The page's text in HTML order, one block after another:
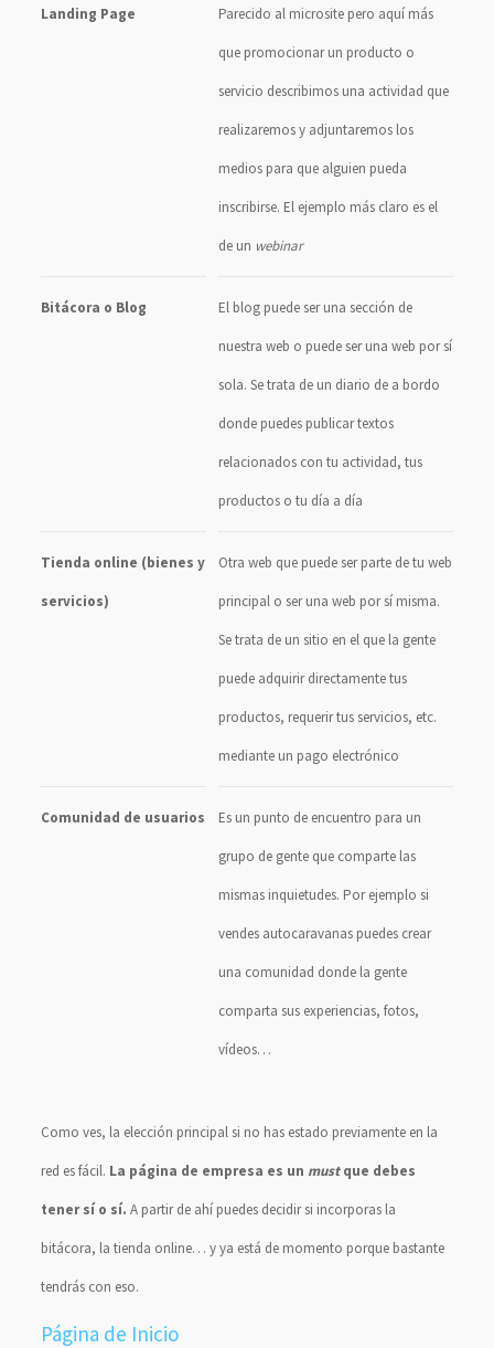
Landing Page Parecido al microsite pero aquí más
que promocionar un producto o
servicio describimos una actividad que
realizaremos y adjuntaremos los
medios para que alguien pueda
inscribirse. El ejemplo más claro es el
de un webinar
Bitácora o Blog El blog puede ser una sección de
nuestra web o puede ser una web por sí
sola. Se trata de un diario de a bordo
donde puedes publicar textos
relacionados con tu actividad, tus
productos o tu día a día
Tienda online (bienes y
servicios)
Otra web que puede ser parte de tu web
principal o ser una web por sí misma.
Se trata de un sitio en el que la gente
puede adquirir directamente tus
productos, requerir tus servicios, etc.
mediante un pago electrónico
Comunidad de usuarios Es un punto de encuentro para un
grupo de gente que comparte las
mismas inquietudes. Por ejemplo si
vendes autocaravanas puedes crear
una comunidad donde la gente
comparta sus experiencias, fotos,
vídeos…
Como ves, la elección principal si no has estado previamente en la
red es fácil. La página de empresa es un mustque debes
tener sí o sí. A partir de ahí puedes decidir si incorporas la
bitácora, la tienda online… y ya está de momento porque bastante
tendrás con eso.
Página de Inicio